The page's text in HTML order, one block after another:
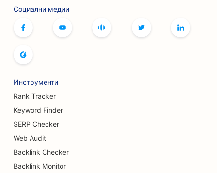
SEO за услуги с ботокс и филъри
SEO за боулинг зали
SEO оптимизация за пекарни за хляб
SEO оптимизация за услуги за уголемяване на
гърдите
SEO за бюфетни ресторанти
Социални медии
Инструменти
Rank Tracker
Keyword Finder
SERP Checker
Web Audit
Backlink Checker
Backlink Monitor